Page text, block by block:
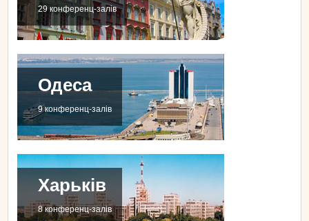
29 конференц-залів
Одеса
9 конференц-залів
Харьків
8 конференц-залів